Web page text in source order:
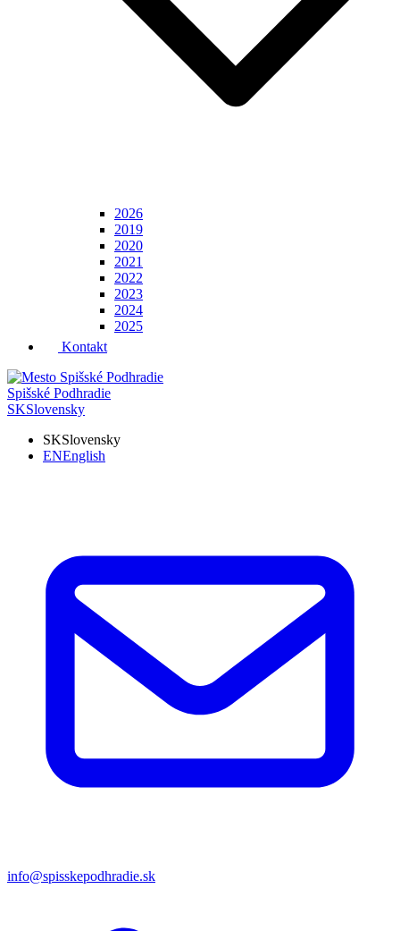
2026
2019
2020
2021
2022
2023
2024
2025
Kontakt
Spišské Podhradie
SKSlovensky
SKSlovensky
ENEnglish
info@spisskepodhradie.sk